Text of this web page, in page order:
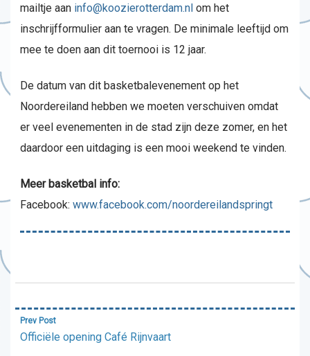
mailtje aan info@koozierotterdam.nl om het
inschrijfformulier aan te vragen. De minimale leeftijd om
mee te doen aan dit toernooi is 12 jaar.
De datum van dit basketbalevenement op het
Noordereiland hebben we moeten verschuiven omdat
er veel evenementen in de stad zijn deze zomer, en het
daardoor een uitdaging is een mooi weekend te vinden.
Meer basketbal info:
Facebook: www.facebook.com/noordereilandspringt
Bericht
navigatie
Prev Post
Officiële opening Café Rijnvaart